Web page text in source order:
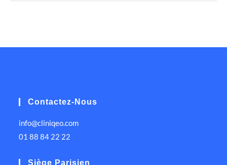
Contactez-Nous
info@cliniqeo.com
01 88 84 22 22
Siège Parisien